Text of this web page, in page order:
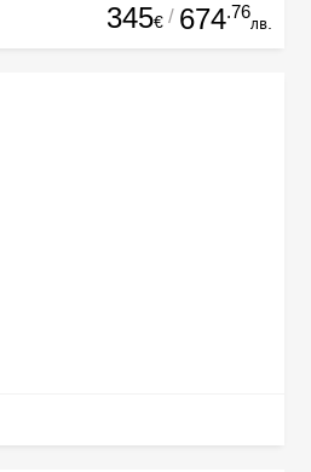
345€ / 674.76
лв.